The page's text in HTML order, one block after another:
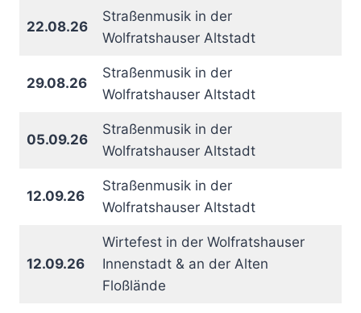
22.08.26
Straßenmusik in der
Wolfratshauser Altstadt
29.08.26
Straßenmusik in der
Wolfratshauser Altstadt
05.09.26
Straßenmusik in der
Wolfratshauser Altstadt
12.09.26
Straßenmusik in der
Wolfratshauser Altstadt
12.09.26
Wirtefest in der Wolfratshauser
Innenstadt & an der Alten
Floßlände